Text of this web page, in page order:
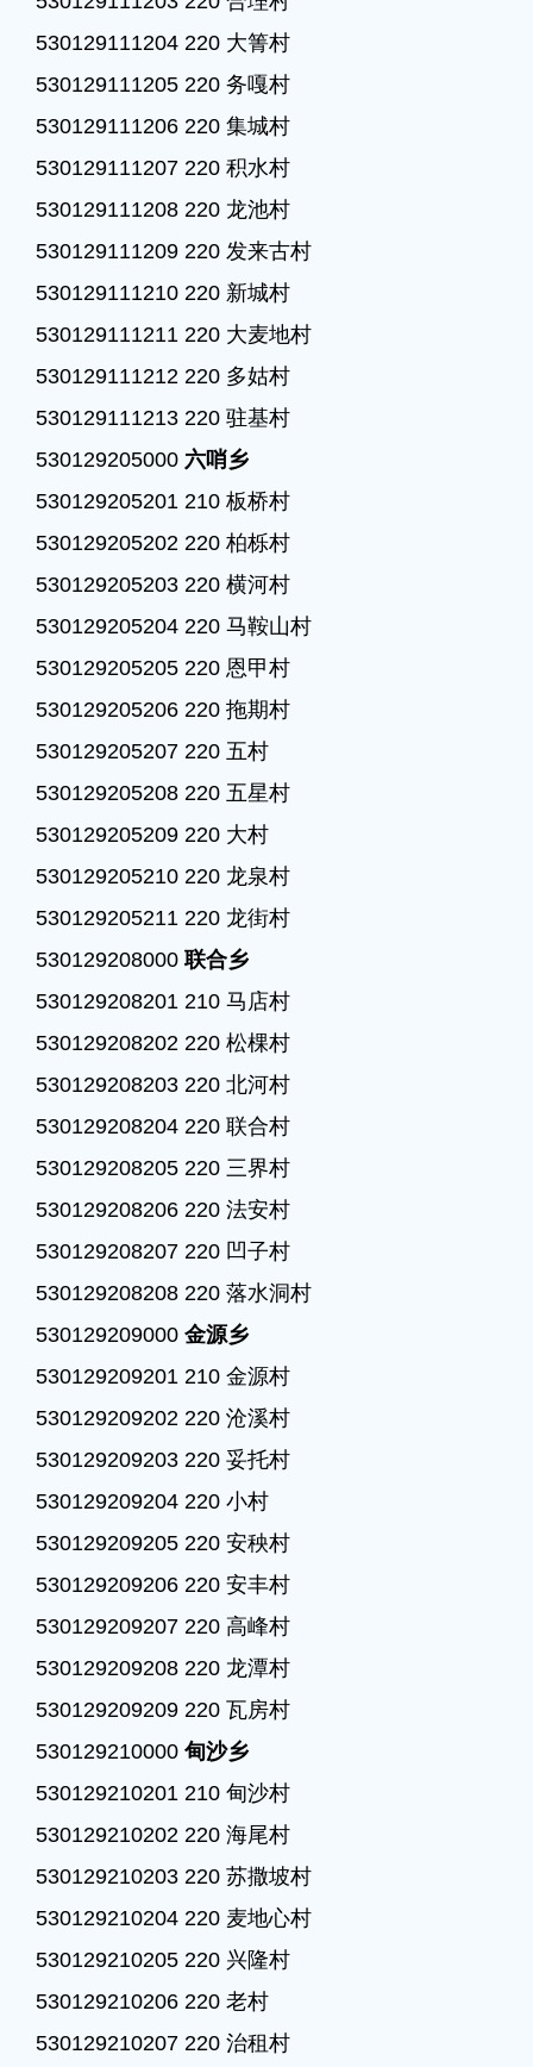
530129111204 220 大箐村
530129111205 220 务嘎村
530129111206 220 集城村
530129111207 220 积水村
530129111208 220 龙池村
530129111209 220 发来古村
530129111210 220 新城村
530129111211 220 大麦地村
530129111212 220 多姑村
530129111213 220 驻基村
530129205000 六哨乡
530129205201 210 板桥村
530129205202 220 柏栎村
530129205203 220 横河村
530129205204 220 马鞍山村
530129205205 220 恩甲村
530129205206 220 拖期村
530129205207 220 五村
530129205208 220 五星村
530129205209 220 大村
530129205210 220 龙泉村
530129205211 220 龙街村
530129208000 联合乡
530129208201 210 马店村
530129208202 220 松棵村
530129208203 220 北河村
530129208204 220 联合村
530129208205 220 三界村
530129208206 220 法安村
530129208207 220 凹子村
530129208208 220 落水洞村
530129209000 金源乡
530129209201 210 金源村
530129209202 220 沧溪村
530129209203 220 妥托村
530129209204 220 小村
530129209205 220 安秧村
530129209206 220 安丰村
530129209207 220 高峰村
530129209208 220 龙潭村
530129209209 220 瓦房村
530129210000 甸沙乡
530129210201 210 甸沙村
530129210202 220 海尾村
530129210203 220 苏撒坡村
530129210204 220 麦地心村
530129210205 220 兴隆村
530129210206 220 老村
530129210207 220 治租村